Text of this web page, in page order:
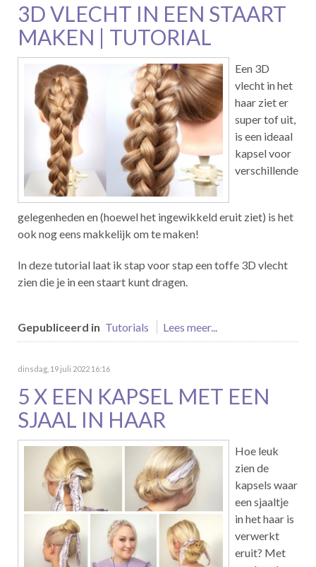
3D VLECHT IN EEN STAART
MAKEN | TUTORIAL
Een 3D
vlecht in het
haar ziet er
super tof uit,
is een ideaal
kapsel voor
verschillende
gelegenheden en (hoewel het ingewikkeld eruit ziet) is het
ook nog eens makkelijk om te maken!
In deze tutorial laat ik stap voor stap een toffe 3D vlecht
zien die je in een staart kunt dragen.
Gepubliceerd in Tutorials Lees meer...
dinsdag, 19 juli 2022 16:16
5 X EEN KAPSEL MET EEN
SJAAL IN HAAR
Hoe leuk
zien de
kapsels waar
een sjaaltje
in het haar is
verwerkt
eruit? Met